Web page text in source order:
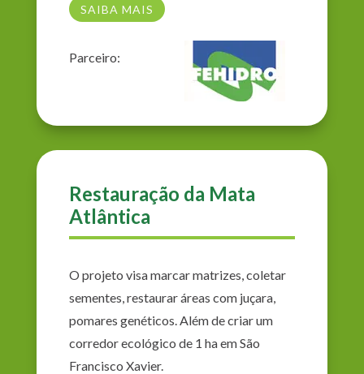
SAIBA MAIS
Parceiro:
Restauração da Mata
Atlântica
O projeto visa marcar matrizes, coletar
sementes, restaurar áreas com juçara,
pomares genéticos. Além de criar um
corredor ecológico de 1 ha em São
Francisco Xavier.